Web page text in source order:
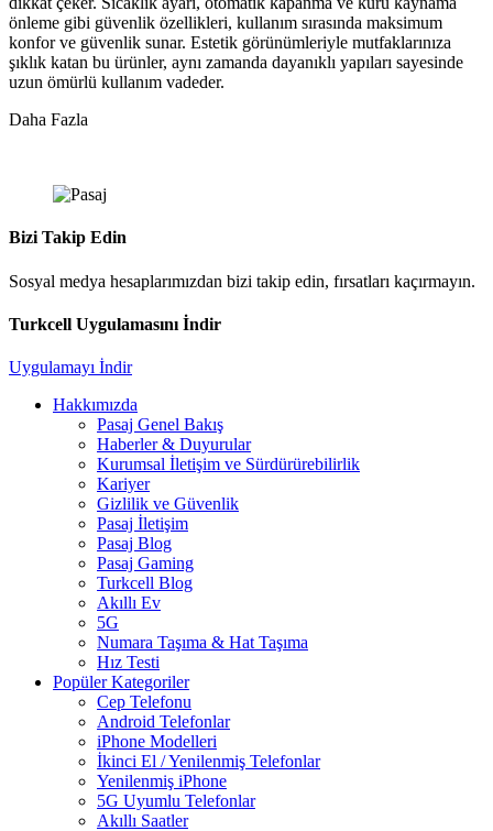
önleme gibi güvenlik özellikleri, kullanım sırasında maksimum
konfor ve güvenlik sunar. Estetik görünümleriyle mutfaklarınıza
şıklık katan bu ürünler, aynı zamanda dayanıklı yapıları sayesinde
uzun ömürlü kullanım vadeder.
Daha Fazla
Bizi Takip Edin
Sosyal medya hesaplarımızdan bizi takip edin, fırsatları kaçırmayın.
Turkcell Uygulamasını İndir
Uygulamayı İndir
Hakkımızda
Pasaj Genel Bakış
Haberler & Duyurular
Kurumsal İletişim ve Sürdürürebilirlik
Kariyer
Gizlilik ve Güvenlik
Pasaj İletişim
Pasaj Blog
Pasaj Gaming
Turkcell Blog
Akıllı Ev
5G
Numara Taşıma & Hat Taşıma
Hız Testi
Popüler Kategoriler
Cep Telefonu
Android Telefonlar
iPhone Modelleri
İkinci El / Yenilenmiş Telefonlar
Yenilenmiş iPhone
5G Uyumlu Telefonlar
Akıllı Saatler